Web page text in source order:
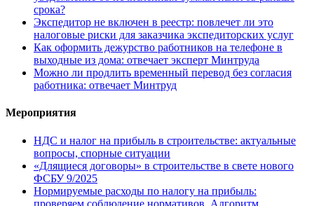
срока?
Экспедитор не включен в реестр: повлечет ли это
налоговые риски для заказчика экспедиторских услуг
Как оформить дежурство работников на телефоне в
выходные из дома: отвечает эксперт Минтруда
Можно ли продлить временный перевод без согласия
работника: отвечает Минтруд
Мероприятия
НДС и налог на прибыль в строительстве: актуальные
вопросы, спорные ситуации
«Длящиеся договоры» в строительстве в свете нового
ФСБУ 9/2025
Нормируемые расходы по налогу на прибыль:
проверяем соблюдение нормативов. Алгоритм